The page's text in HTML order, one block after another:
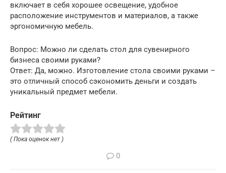
включает в себя хорошее освещение, удобное
расположение инструментов и материалов, а также
эргономичную мебель.
Вопрос: Можно ли сделать стол для сувенирного
бизнеса своими руками?
Ответ: Да, можно. Изготовление стола своими руками –
это отличный способ сэкономить деньги и создать
уникальный предмет мебели.
Рейтинг
( Пока оценок нет )
0